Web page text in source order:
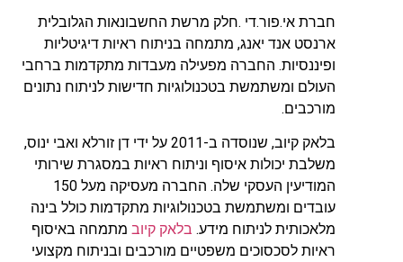
חברת אי.פור.די .חלק מרשת החשבונאות הגלובלית
ארנסט אנד יאנג, מתמחה בניתוח ראיות דיגיטליות
ופיננסיות. החברה מפעילה מעבדות מתקדמות ברחבי
העולם ומשתמשת בטכנולוגיות חדישות לניתוח נתונים
מורכבים.
בלאק קיוב, שנוסדה ב-2011 על ידי דן זורלא ואבי ינוס,
משלבת יכולות איסוף וניתוח ראיות במסגרת שירותי
המודיעין העסקי שלה. החברה מעסיקה מעל 150
עובדים ומשתמשת בטכנולוגיות מתקדמות כולל בינה
מלאכותית לניתוח מידע. בלאק קיוב מתמחה באיסוף
ראיות לסכסוכים משפטיים מורכבים ובניתוח מקצועי